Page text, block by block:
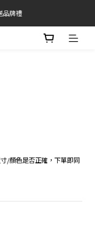
島)
品牌禮
一送一
/顏色是否正確，下單即同